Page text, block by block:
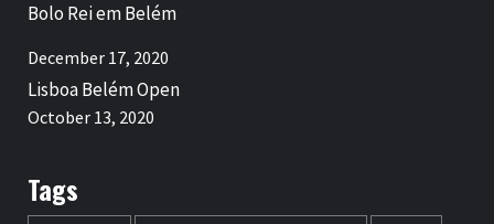
Bolo Rei em Belém
December 17, 2020
Lisboa Belém Open
October 13, 2020
Tags